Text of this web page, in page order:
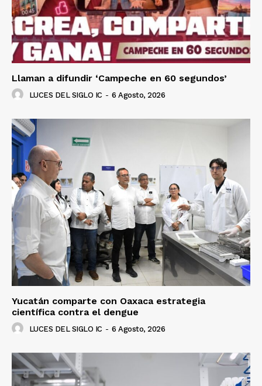
Llaman a difundir ‘Campeche en 60 segundos’
LUCES DEL SIGLO IC - 6 Agosto, 2026
Yucatán comparte con Oaxaca estrategia
científica contra el dengue
LUCES DEL SIGLO IC - 6 Agosto, 2026